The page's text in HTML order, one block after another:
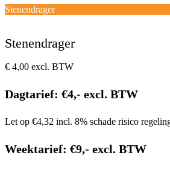
mobile
menu
mobile
menu
Winkelwagen
Stenendrager
Stenendrager
€ 4,00 excl. BTW
Dagtarief: €4,- excl. BTW
Let op €4,32 incl. 8% schade risico
Weektarief: €9,- excl. BTW